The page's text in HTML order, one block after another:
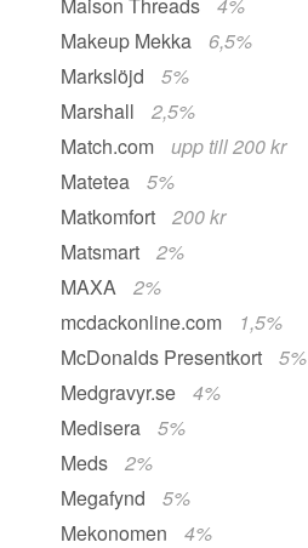
Makeup Mekka
6,5%
Markslöjd
5%
Marshall
2,5%
Match.com
upp till 200 kr
Matetea
5%
Matkomfort
200 kr
Matsmart
2%
MAXA
2%
mcdackonline.com
1,5%
McDonalds Presentkort
5%
Medgravyr.se
4%
Medisera
5%
Meds
2%
Megafynd
5%
Mekonomen
4%